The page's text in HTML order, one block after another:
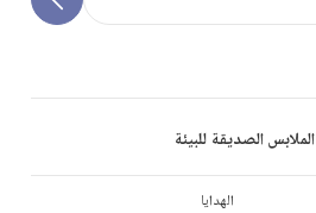
الملابس الصديقة للبيئة
الهدايا